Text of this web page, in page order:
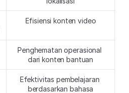
Efisiensi konten video
Penghematan operasional
dari konten bantuan
Efektivitas pembelajaran
berdasarkan bahasa